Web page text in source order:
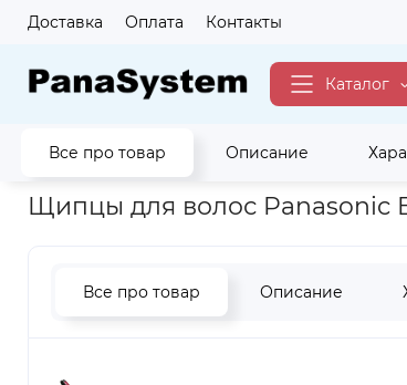
Доставка Оплата Контакты
Каталог
Все про товар Описание
Главная Красота Щипцы для волос Щипцы
Щипцы для волос Panasonic
Все про товар Описание